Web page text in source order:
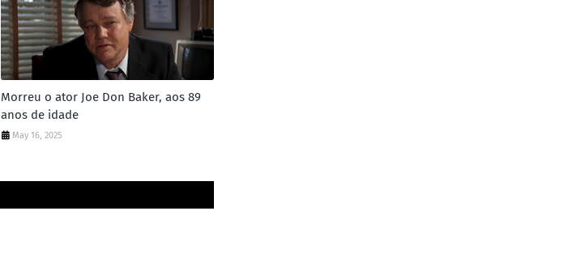
Morreu o ator Joe Don Baker, aos 89
anos de idade
May 16, 2025